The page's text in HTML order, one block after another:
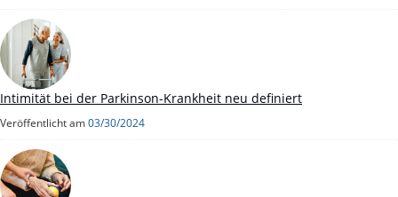
Intimität bei der Parkinson-Krankheit neu definiert
Veröffentlicht am03/30/2024